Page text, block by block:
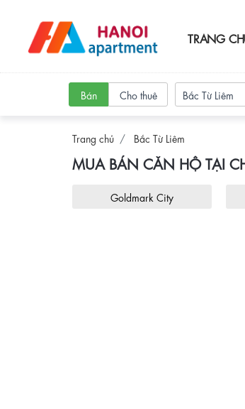
TRANG
Bán Cho thuê Bắc Từ Liêm
Trang chủ Bắc Từ Liêm
MUA BÁN CĂN HỘ TẠI
Han Jardin N01T6 7